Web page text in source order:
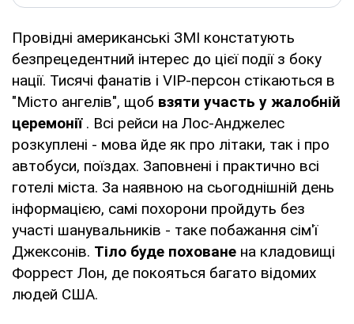
Провідні американські ЗМІ констатують
безпрецедентний інтерес до цієї події з боку
нації. Тисячі фанатів і VIP-персон стікаються в
"Місто ангелів", щоб взяти участь у жалобній
церемонії. Всі рейси на Лос-Анджелес
розкуплені - мова йде як про літаки, так і про
автобуси, поїздах. Заповнені і практично всі
готелі міста. За наявною на сьогоднішній день
інформацією, самі похорони пройдуть без
участі шанувальників - таке побажання сім'ї
Джексонів. Тіло буде поховане на кладовищі
Форрест Лон, де покояться багато відомих
людей США.